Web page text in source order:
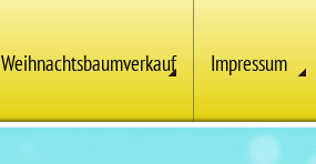
Weihnachtsbaumverkauf Impressum